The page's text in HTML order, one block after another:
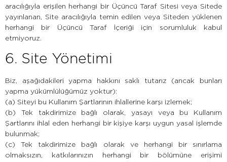
aracılığıyla erişilen herhangi bir Üçüncü Taraf Sitesi veya Sitede
yayınlanan, Site aracılığıyla temin edilen veya Siteden yüklenen
herhangi bir Üçüncü Taraf İçeriği için sorumluluk kabul
etmiyoruz.
6. Site Yönetimi
Biz, aşağıdakileri yapma hakkını saklı tutarız (ancak bunları
yapma yükümlülüğümüz yoktur):
(a) Siteyi bu Kullanım Şartlarının ihlallerine karşı izlemek;
(b) Tek takdirimize bağlı olarak, yasayı veya bu Kullanım
Şartlarını ihlal eden herhangi bir kişiye karşı uygun yasal işlemde
bulunmak;
(c) Tek takdirimize bağlı olarak ve herhangi bir sınırlama
olmaksızın, katkılarınızın herhangi bir bölümüne erişimi